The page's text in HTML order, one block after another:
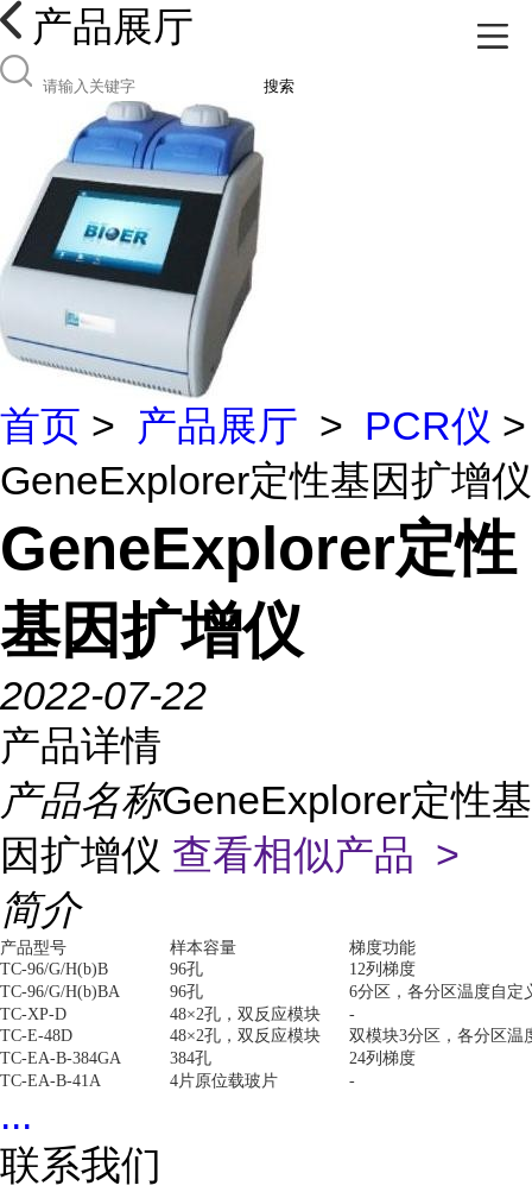
产品展厅
搜索
首页 > 产品展厅 > PCR仪 >
GeneExplorer定性基因扩增仪
GeneExplorer定性
基因扩增仪
2022-07-22
产品详情
产品名称GeneExplorer定性基
因扩增仪 查看相似产品 >
简介
产品型号 样本容量
梯度功能
TC-96/G/H(b)B
96孔
12列梯度
TC-96/G/H(b)BA
96孔
6分区，各分区温度自定
TC-XP-D
48×2孔，双反应模块
-
TC-E-48D
48×2孔，双反应模块
双模块3分区，各分区温
TC-EA-B-384GA
384孔
24列梯度
TC-EA-B-41A
4片原位载玻片 -
...
联系我们